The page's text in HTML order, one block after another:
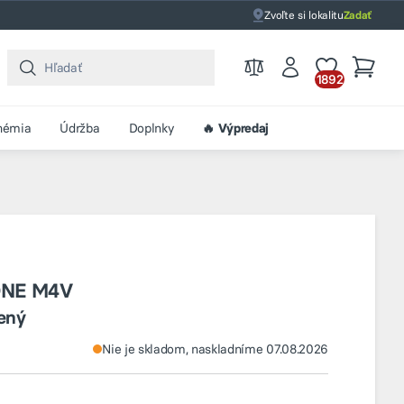
Zvoľte si lokalituZadať
1892
Údržba Doplnky 🔥 Výpredaj
M4V
Nie je skladom, naskladníme 07.08.2026